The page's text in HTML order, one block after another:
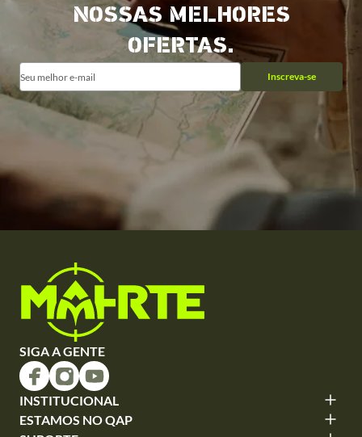
NOSSAS MELHORES
OFERTAS.
Inscreva-se
SIGA A GENTE
INSTITUCIONAL
ESTAMOS NO QAP